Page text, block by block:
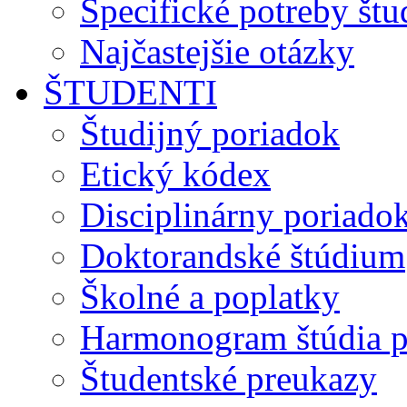
Špecifické potreby
Najčastejšie otázky
ŠTUDENTI
Študijný poriadok
Etický kódex
Disciplinárny
Doktorandské štúdium
Školné a poplatky
Harmonogram štúdia
Študentské preukazy